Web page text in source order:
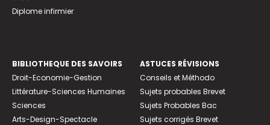
Diplome infirmier
BIBLIOTHEQUE DES SAVOIRS
Droit-Economie-Gestion
Littérature-Sciences Humaines
Sciences
Arts-Design-Spectacle
ASTUCES RÉVISIONS
Conseils et Méthodo
Sujets probables Brevet
Sujets Probables Bac
Sujets corrigés Brevet